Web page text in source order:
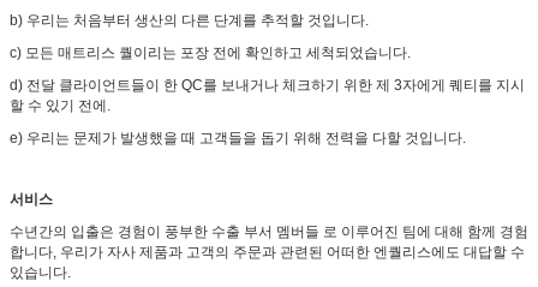
b) 우리는 처음부터 생산의 다른 단계를 추적할 것입니다.
c) 모든 매트리스 퀄이리는 포장 전에 확인하고 세척되었습니다.
d) 전달 클라이언트들이 한 QC를 보내거나 체크하기 위한 제 3자에게 퀘티를 지시
할 수 있기 전에.
e) 우리는 문제가 발생했을 때 고객들을 돕기 위해 전력을 다할 것입니다.
서비스
수년간의 입출은 경험이 풍부한 수출 부서 멤버들 로 이루어진 팀에 대해 함께 경험
합니다, 우리가 자사 제품과 고객의 주문과 관련된 어떠한 엔퀄리스에도 대답할 수
있습니다.